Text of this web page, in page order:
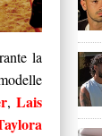
la
,Lais